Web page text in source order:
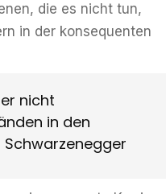
die es nicht tun,
in der konsequenten
nicht
in den
Schwarzenegger